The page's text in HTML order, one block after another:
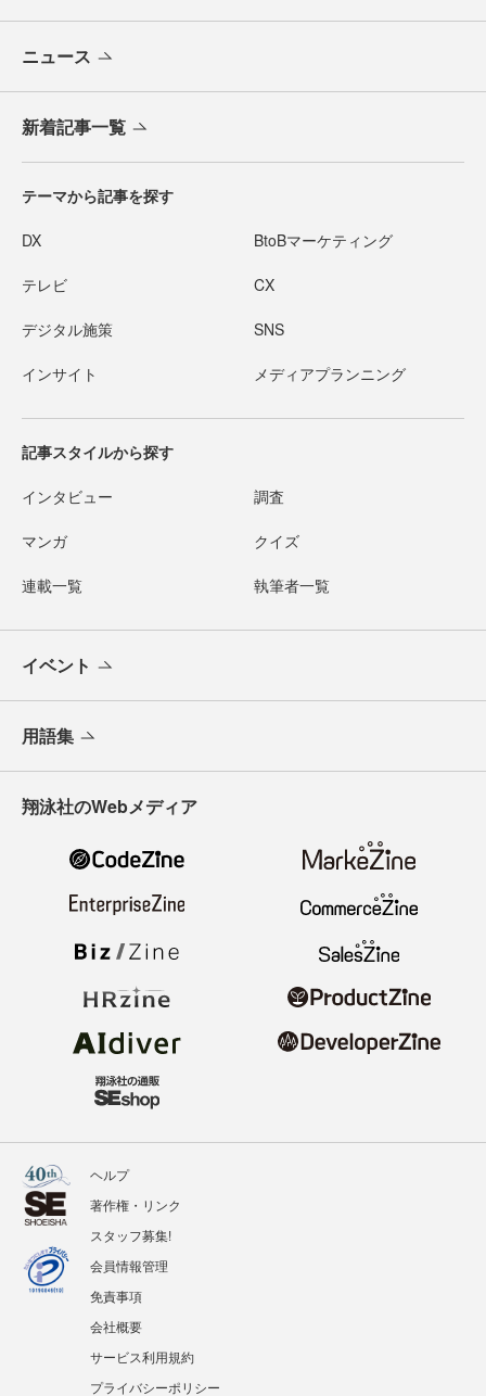
ニュース
新着記事一覧
テーマから記事を探す
DX BtoBマーケティング
テレビ CX
デジタル施策 SNS
インサイト メディアプランニング
記事スタイルから探す
インタビュー 調査
マンガ クイズ
連載一覧 執筆者一覧
イベント
用語集
翔泳社のWebメディア
ヘルプ
著作権・リンク
スタッフ募集!
会員情報管理
免責事項
会社概要
サービス利用規約
プライバシーポリシー